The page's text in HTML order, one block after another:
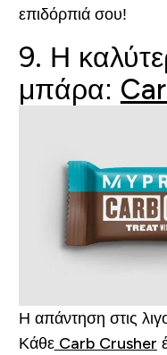
επιδόρπιά σου!
9. Η
μπάρα:
Η απάντηση στις
ΚάθεCarb Crusher